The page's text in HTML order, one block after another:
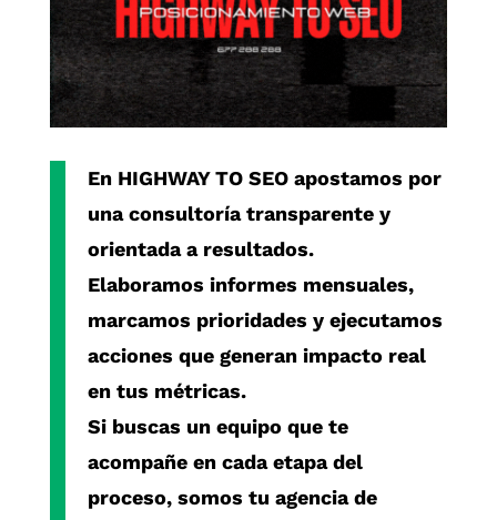
En HIGHWAY TO SEOapostamos por
una consultoría transparente y
orientada a resultados.
Elaboramos informes mensuales,
marcamos prioridades y ejecutamos
acciones que generan impacto real
en tus métricas.
Si buscas un equipo que te
acompañe en cada etapa del
proceso, somos tu agencia de